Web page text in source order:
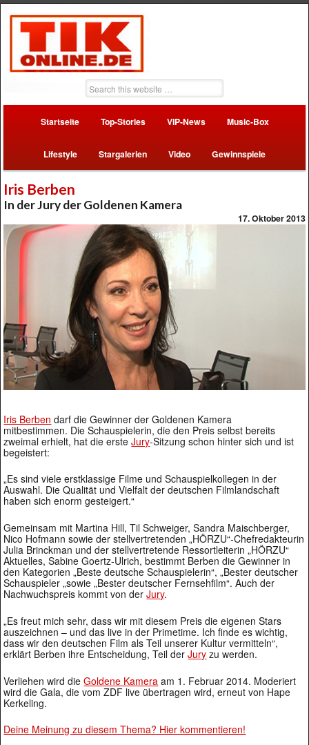
Startseite Top-Stories VIP-News Music-Box
Lifestyle Stargalerien Video Gewinnspiele
Iris Berben
In der Jury der Goldenen Kamera
17. Oktober 2013
Iris Berben darf die Gewinner der Goldenen Kamera
mitbestimmen. Die Schauspielerin, die den Preis selbst bereits
zweimal erhielt, hat die ersteJury-Sitzung schon hinter sich und ist
begeistert:
„Es sind viele erstklassige Filme und Schauspielkollegen in der
Auswahl. Die Qualität und Vielfalt der deutschen Filmlandschaft
haben sich enorm gesteigert.“
Gemeinsam mit Martina Hill, Til Schweiger, Sandra Maischberger,
Nico Hofmann sowie der stellvertretenden „HÖRZU“-Chefredakteurin
Julia Brinckman und der stellvertretende Ressortleiterin „HÖRZU“
Aktuelles, Sabine Goertz-Ulrich, bestimmt Berben die Gewinner in
den Kategorien „Beste deutsche Schauspielerin“, „Bester deutscher
Schauspieler „sowie „Bester deutscher Fernsehfilm“. Auch der
Nachwuchspreis kommt von derJury.
„Es freut mich sehr, dass wir mit diesem Preis die eigenen Stars
auszeichnen – und das live in der Primetime. Ich finde es wichtig,
dass wir den deutschen Film als Teil unserer Kultur vermitteln“,
erklärt Berben ihre Entscheidung, Teil derJury zu werden.
Verliehen wird dieGoldene Kamera am 1. Februar 2014. Moderiert
wird die Gala, die vom ZDF live übertragen wird, erneut von Hape
Kerkeling.
Deine Meinung zu diesem Thema? Hier kommentieren!